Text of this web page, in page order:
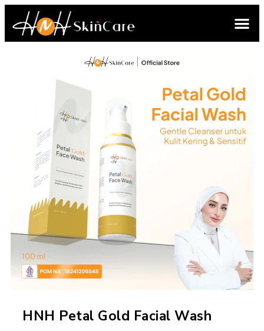
HNH Petal Gold Facial Wash